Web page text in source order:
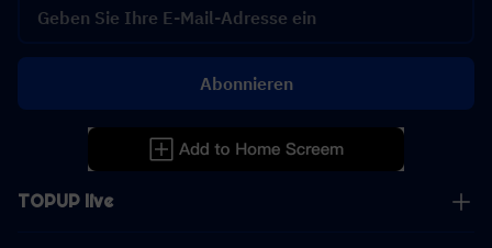
TOPUP live
Abonnieren